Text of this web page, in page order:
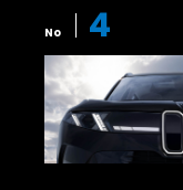
ベースとする初の
く電動時代のドラ
されているはずだ。
さらに、バン部門
No 4